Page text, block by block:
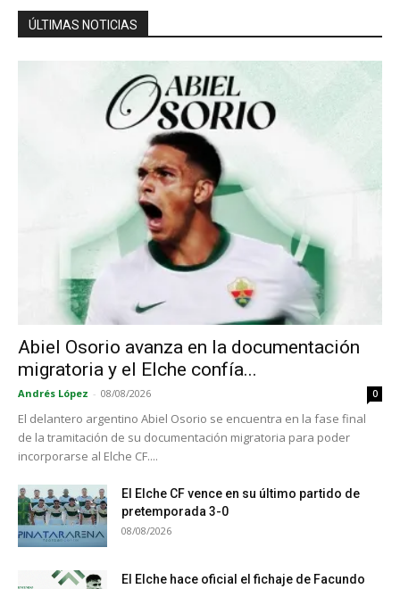
ÚLTIMAS NOTICIAS
Abiel Osorio avanza en la documentación
migratoria y el Elche confía...
Andrés López - 08/08/2026 0
El delantero argentino Abiel Osorio se encuentra en la fase final
de la tramitación de su documentación migratoria para poder
incorporarse al Elche CF....
El Elche CF vence en su último partido de
pretemporada 3-0
08/08/2026
El Elche hace oficial el fichaje de Facundo